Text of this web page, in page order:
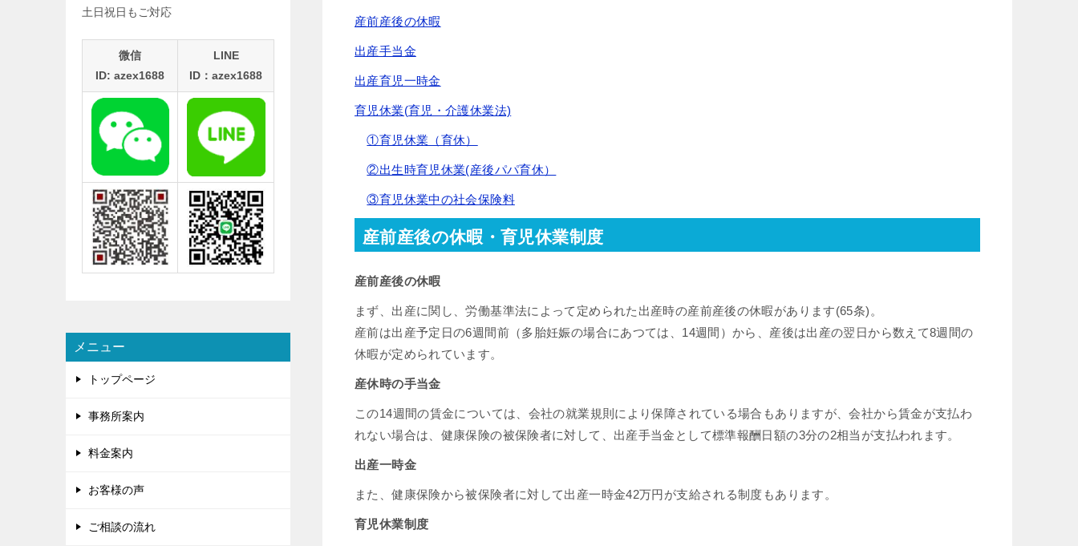
産前産後の休暇
出産手当金
出産育児一時金
育児休業(育児・介護休業法)
①育児休業（育休）
②出⽣時育児休業(産後パパ育休）
③育児休業中の社会保険料
産前産後の休暇・育児休業制度
産前産後の休暇
まず、出産に関し、労働基準法によって定められた出産時の産前産後の休暇があります(65条)。
産前は出産予定日の6週間前（多胎妊娠の場合にあつては、14週間）から、産後は出産の翌日から数えて8週間の
休暇が定められています。
産休時の手当金
この14週間の賃金については、会社の就業規則により保障されている場合もありますが、会社から賃金が支払わ
れない場合は、健康保険の被保険者に対して、出産手当金として標準報酬日額の3分の2相当が支払われます。
出産一時金
また、健康保険から被保険者に対して出産一時金42万円が支給される制度もあります。
育児休業制度
土日祝日もご対応
微信
ID: azex1688
LINE
ID：azex1688
メニュー
トップページ
事務所案内
料金案内
お客様の声
ご相談の流れ